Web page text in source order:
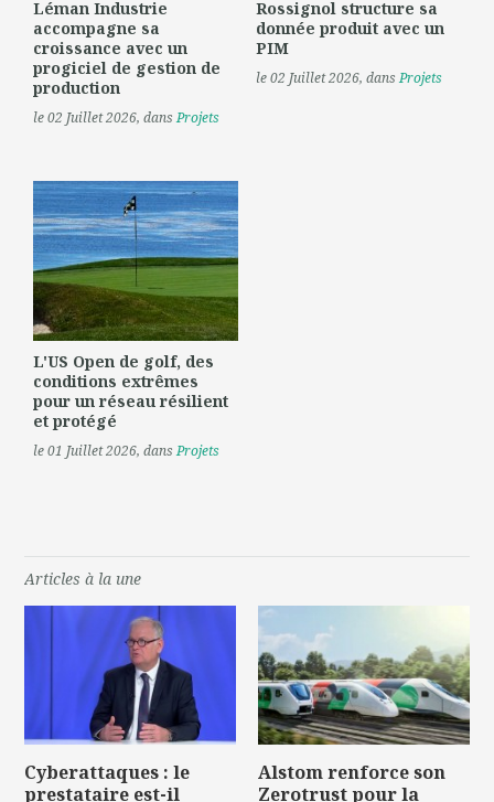
Léman Industrie
accompagne sa
croissance avec un
progiciel de gestion de
production
le 02 Juillet 2026, dansProjets
Rossignol structure sa
donnée produit avec un
PIM
le 02 Juillet 2026, dansProjets
L'US Open de golf, des
conditions extrêmes
pour un réseau résilient
et protégé
le 01 Juillet 2026, dansProjets
Articles à la une
Cyberattaques : le
prestataire est-il
Alstom renforce son
Zerotrust pour la